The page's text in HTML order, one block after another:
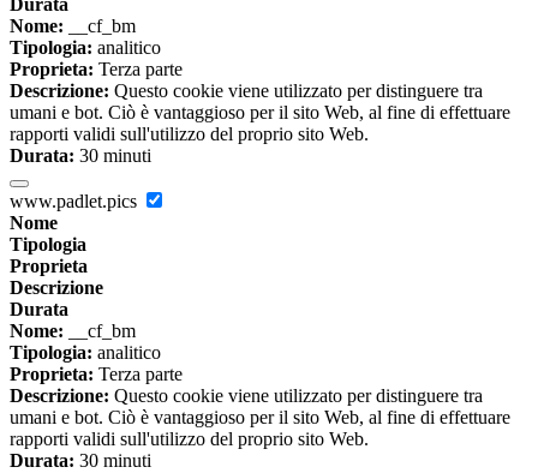
Durata
Nome: __cf_bm
Tipologia: analitico
Proprieta: Terza parte
Descrizione: Questo cookie viene utilizzato per distinguere tra
umani e bot. Ciò è vantaggioso per il sito Web, al fine di effettuare
rapporti validi sull'utilizzo del proprio sito Web.
Durata: 30 minuti
www.padlet.pics
Nome
Tipologia
Proprieta
Descrizione
Durata
Nome: __cf_bm
Tipologia: analitico
Proprieta: Terza parte
Descrizione: Questo cookie viene utilizzato per distinguere tra
umani e bot. Ciò è vantaggioso per il sito Web, al fine di effettuare
rapporti validi sull'utilizzo del proprio sito Web.
Durata: 30 minuti